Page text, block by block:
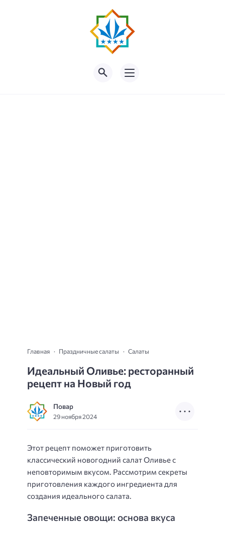
Главная Праздничные салаты Салаты
Идеальный Оливье: ресторанный
рецепт на Новый год
Повар
29 ноября 2024
Этот рецепт поможет приготовить
классический новогодний салат Оливье с
неповторимым вкусом. Рассмотрим секреты
приготовления каждого ингредиента для
создания идеального салата.
Запеченные овощи: основа вкуса